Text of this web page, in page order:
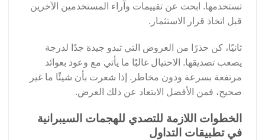
تستخدمها. ابحث عن تقييمات وآراء المستخدمين الآخرين
قبل اتخاذ قرار الاستثمار.
ثانيًا، كن حذرًا من العروض التي تبدو جيدة جدًا لدرجة
يصعب تصديقها. الاحتيال غالبًا ما يأتي مع وعود بعوائد
مرتفعة بسرعة ودون مخاطر. إذا شعرت بأن شيئًا ما غير
صحيح، فمن الأفضل الابتعاد عن ذلك العرض.
الخطوات اللازمة للتصدي للهجمات السيبرانية
في تطبيقات التداول